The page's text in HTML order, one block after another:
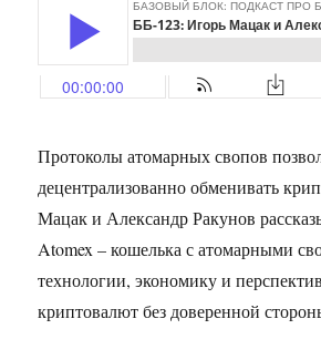
Протоколы атомарных свопов
децентрализованно обменивать
Мацак и Александр Ракунов
Atomex – кошелька с атомарными
технологии, экономику и
криптовалют без доверенной